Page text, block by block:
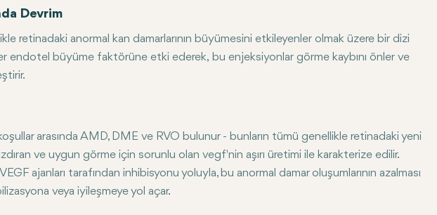
Devrim
retinadaki anormal kan damarlarının büyümesini etkileyenler olmak üzere bir dizi
endotel büyüme faktörüne etki ederek, bu enjeksiyonlar görme kaybını önler ve
arasında AMD, DME ve RVO bulunur - bunların tümü genellikle retinadaki yeni
ve uygun görme için sorunlu olan vegf'nin aşırı üretimi ile karakterize edilir.
ajanları tarafından inhibisyonu yoluyla, bu anormal damar oluşumlarının azalması
veya iyileşmeye yol açar.